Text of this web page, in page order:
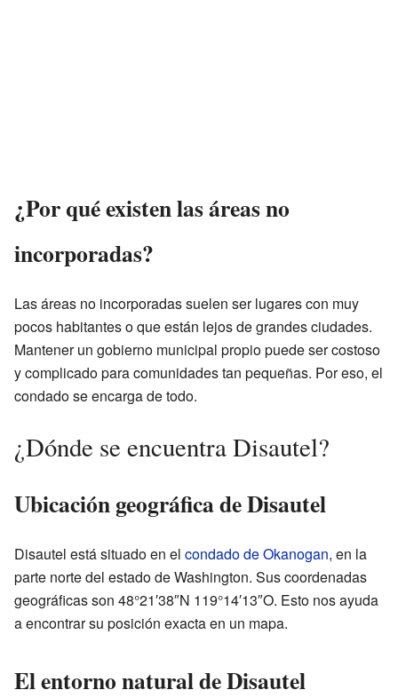
¿Por qué existen las áreas no
incorporadas?
Las áreas no incorporadas suelen ser lugares con muy
pocos habitantes o que están lejos de grandes ciudades.
Mantener un gobierno municipal propio puede ser costoso
y complicado para comunidades tan pequeñas. Por eso, el
condado se encarga de todo.
¿Dónde se encuentra Disautel?
Ubicación geográfica de Disautel
Disautel está situado en el condado de Okanogan, en la
parte norte del estado de Washington. Sus coordenadas
geográficas son 48°21′38″N 119°14′13″O. Esto nos ayuda
a encontrar su posición exacta en un mapa.
El entorno natural de Disautel